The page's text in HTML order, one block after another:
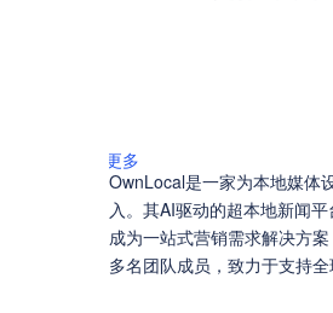
更多
OwnLocal是一家为本地媒体
入。其AI驱动的超本地新闻
成为一站式营销需求解决方
多名团队成员，致力于支持全